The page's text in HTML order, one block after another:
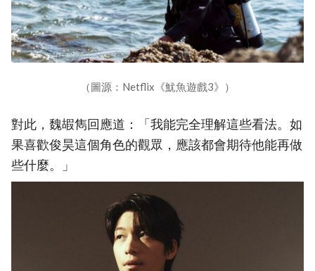
（圖源：Netflix《魷魚遊戲3》）
對此，魏嘏雋回應道：「我能完全理解這些看法。如
果喜歡俊昊這個角色的觀眾，應該都會期待他能再做
些什麼。」